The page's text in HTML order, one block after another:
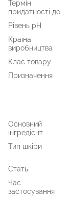
Термін
придатності до
Рівень рН
Країна
виробництва
Клас товару
Призначення
Основний
інгредієнт
Тип шкіри
Стать
Час
застосування